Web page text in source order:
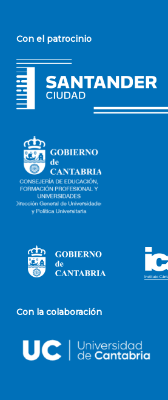
Con el patrocinio
Con la colaboración